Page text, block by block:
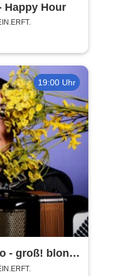
Happy Hour
19:00 Uhr
- groß! blond!